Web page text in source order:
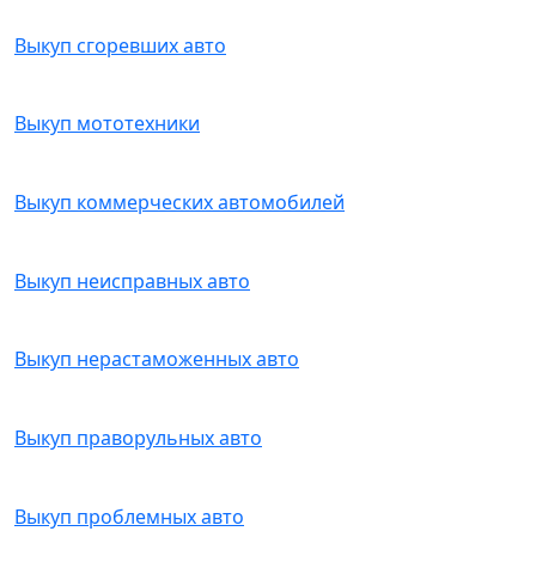
Выкуп сгоревших авто
Выкуп мототехники
Выкуп коммерческих автомобилей
Выкуп неисправных авто
Выкуп нерастаможенных авто
Выкуп праворульных авто
Выкуп проблемных авто